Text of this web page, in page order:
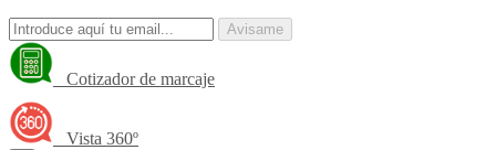
Avisame
Cotizador de marcaje
Vista 360º